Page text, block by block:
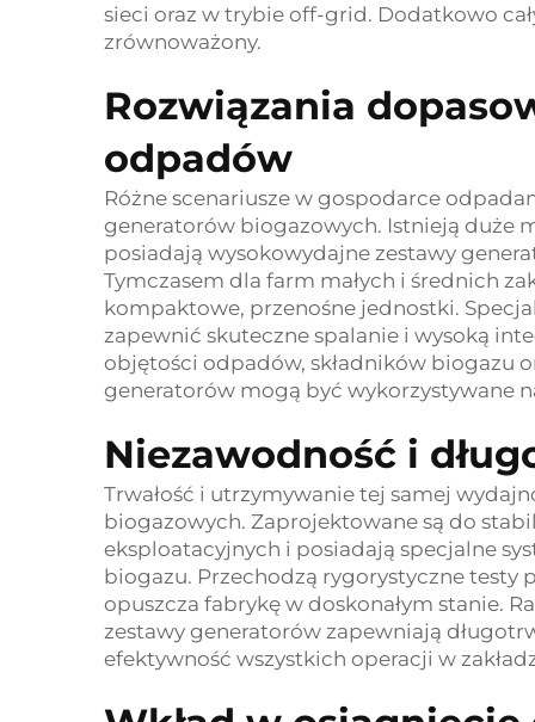
sieci oraz w trybie off-grid. Dodatkowo
zrównoważony.
Rozwiązania
odpadów
Różne scenariusze w gospodarce
generatorów biogazowych. Istnieją duże
posiadają wysokowydajne zestawy
Tymczasem dla farm małych i średnich
kompaktowe, przenośne jednostki.
zapewnić skuteczne spalanie i wysoką
objętości odpadów, składników biogazu
generatorów mogą być wykorzystywane
Niezawodność i
Trwałość i utrzymywanie tej samej
biogazowych. Zaprojektowane są do
eksploatacyjnych i posiadają specjalne
biogazu. Przechodzą rygorystyczne testy
opuszcza fabrykę w doskonałym stanie.
zestawy generatorów zapewniają
efektywność wszystkich operacji w